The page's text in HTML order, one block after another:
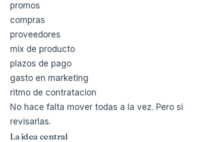
promos
compras
proveedores
mix de producto
plazos de pago
gasto en marketing
ritmo de contratacion
No hace falta mover todas a la vez. Pero si
revisarlas.
La idea central